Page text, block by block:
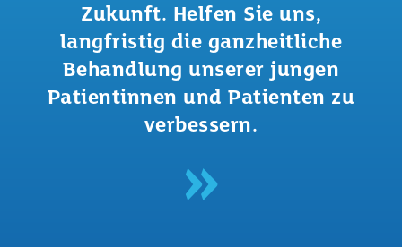
Zukunft. Helfen Sie uns,
langfristig die ganzheitliche
Behandlung unserer jungen
Patientinnen und Patienten zu
verbessern.